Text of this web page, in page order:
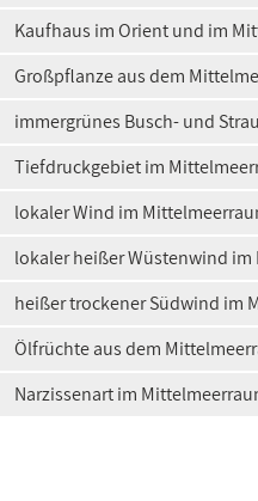
Kaufhaus im Orient und im
Großpflanze aus dem
immergrünes Busch- und
Tiefdruckgebiet im
lokaler Wind im
lokaler heißer Wüstenwind
heißer trockener Südwind im
Ölfrüchte aus dem
Narzissenart im